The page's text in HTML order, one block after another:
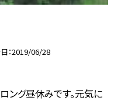
2019/06/28
ング昼休みです。元気に